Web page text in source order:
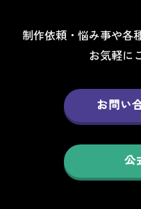
制作依頼・悩み事や各
お気軽に
お問い
公